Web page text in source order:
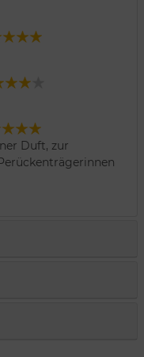
Duft, zur